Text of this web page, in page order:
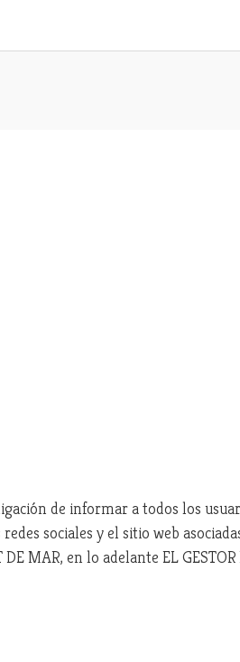
de informar a todos los
sociales y el sitio web
MAR, en lo adelante EL